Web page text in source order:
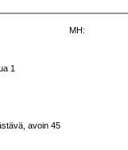
1
avoin 45
MH: